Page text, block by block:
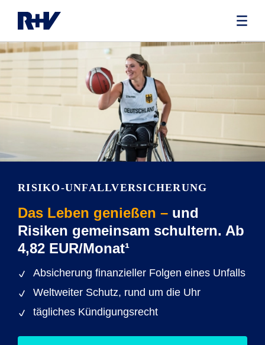
RISIKO-UNFALLVERSICHERUNG
Das Leben genießen – und
Risiken gemeinsam schultern. Ab
4,82 EUR/Monat¹
Absicherung finanzieller Folgen eines Unfalls
Weltweiter Schutz, rund um die Uhr
tägliches Kündigungsrecht